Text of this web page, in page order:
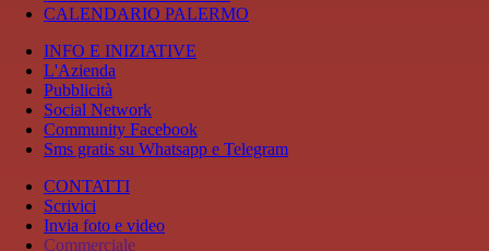
CALENDARIO PALERMO
INFO E INIZIATIVE
L'Azienda
Pubblicità
Social Network
Community Facebook
Sms gratis su Whatsapp e Telegram
CONTATTI
Scrivici
Invia foto e video
Commerciale